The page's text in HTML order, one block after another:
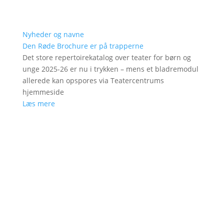
Nyheder og navne
Den Røde Brochure er på trapperne
Det store repertoirekatalog over teater for børn og
unge 2025-26 er nu i trykken – mens et bladremodul
allerede kan opspores via Teatercentrums
hjemmeside
Læs mere